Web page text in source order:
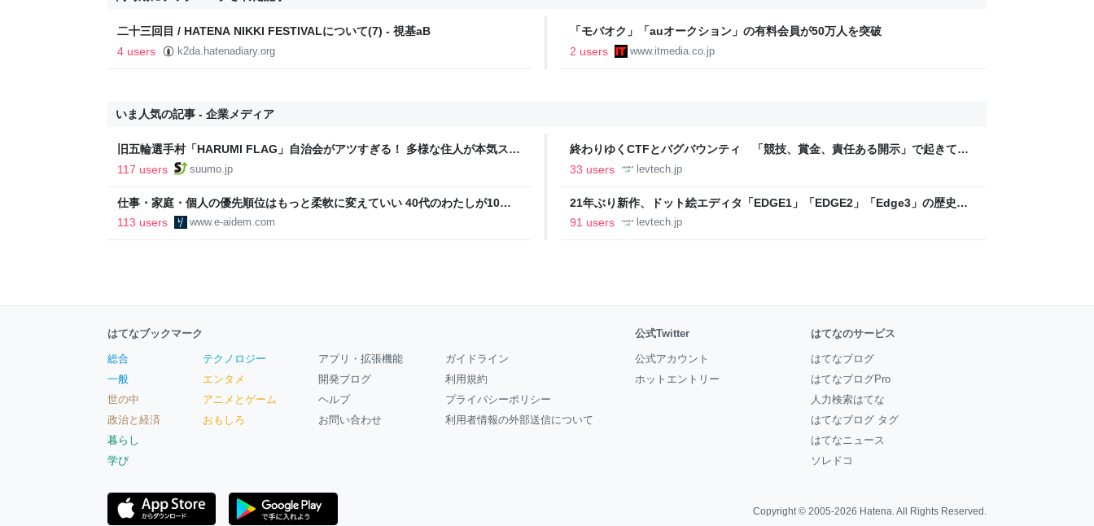
二十三回目 / HATENA NIKKI FESTIVALについて(7) - 視基aB
4 users
k2da.hatenadiary.org
「モバオク」「auオークション」の有料会員が50万人を突破
2 users
www.itmedia.co.jp
いま人気の記事 - 企業メディア
旧五輪選手村「HARUMI FLAG」自治会がアツすぎる！ 多様な住人が本気スキ
ルで挑む、盆踊り2万人集客や交通改善など“街の価値向上”戦略 東京・中央
117 users suumo.jp
終わりゆくCTFとバグバウンティ 「競技、賞金、責任ある開示」で起きてい
ること【フォーカス】 - レバテックLAB
33 users levtech.jp
仕事・家庭・個人の優先順位はもっと柔軟に変えていい 40代のわたしが10年
後の自分に伝えたいこと - りっすん by イーアイデム
113 users www.e-aidem.com
21年ぶり新作、ドット絵エディタ「EDGE1」「EDGE2」「Edge3」の歴史に
ついて作者に聞く【フォーカス】 - レバテックLAB
91 users levtech.jp
はてなブックマーク
総合
一般
世の中
政治と経済
暮らし
学び
テクノロジー
エンタメ
アニメとゲーム
おもしろ
アプリ・拡張機能
開発ブログ
ヘルプ
お問い合わせ
ガイドライン
利用規約
プライバシーポリシー
利用者情報の外部送信について
公式Twitter
公式アカウント
ホットエントリー
はてなのサービス
はてなブログ
はてなブログPro
人力検索はてな
はてなブログ タグ
はてなニュース
ソレドコ
Copyright © 2005-2026 Hatena. All Rights Reserved.